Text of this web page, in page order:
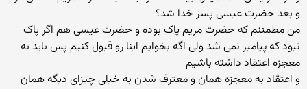
و بعد حضرت عیسی پسر خدا شد؟
من مطمئنم که حضرت مریم پاک بوده و حضرت عیسی هم اگر پاک
نبود که پیامبر نمی شد ولی اگه بخوایم اینا رو قبول کنیم پس باید به
معجزه اعتقاد داشته باشیم
و اعتقاد به معجزه همان و معترف شدن به خیلی چیزای دیگه همان